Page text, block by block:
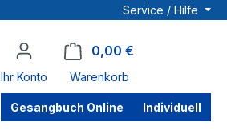
Service / Hilfe
Ihr Konto
0,00 €
Warenkorb
Gesangbuch Online Individuell